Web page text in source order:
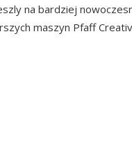
na bardziej
maszyn Pfaff